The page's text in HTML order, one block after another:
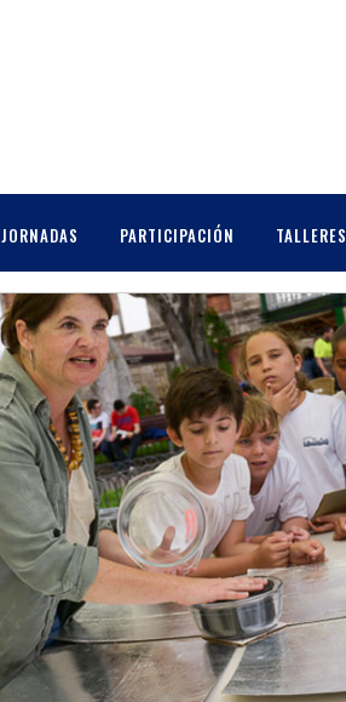
JORNADAS PARTICIPACIÓN TALLERES